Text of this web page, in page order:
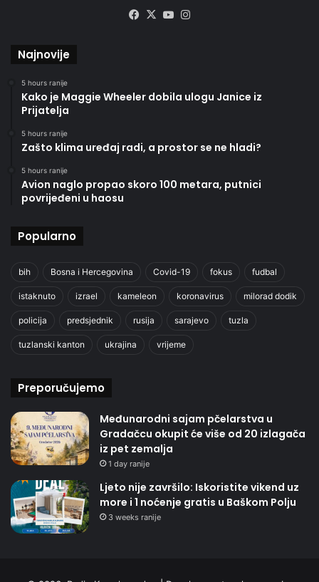
Facebook
X YouTube
Najnovije
5 hours ranije
Kako je Maggie Wheeler dobila ulogu Janice iz
Prijatelja
5 hours ranije
Zašto klima uređaj radi, a prostor se ne hladi?
5 hours ranije
Avion naglo propao skoro 100 metara, putnici
povrijeđeni u haosu
Popularno
bih Bosna i Hercegovina Covid-19 fokus fudbal
istaknuto izrael kameleon koronavirus milorad dodik
policija predsjednik rusija sarajevo tuzla
tuzlanski kanton ukrajina vrijeme
Preporučujemo
Međunarodni sajam pčelarstva u
Gradačcu okupit će više od 20 izlagača
iz pet zemalja
1 day ranije
Ljeto nije završilo: Iskoristite vikend uz
more i 1 noćenje gratis u Baškom Polju
3 weeks ranije